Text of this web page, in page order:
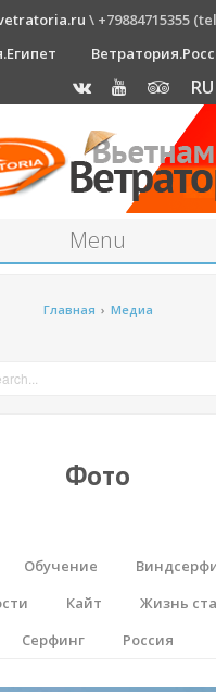
\ +79884715355
RU
Menu
Новости
Главная › Медиа
Фото
Обучение
Кайт
Жизнь
Серфинг
Россия